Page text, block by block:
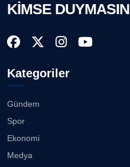
KİMSE DUYMASIN
Kategoriler
Gündem
Spor
Ekonomi
Medya